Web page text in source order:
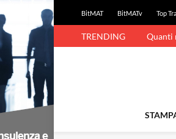
BitMAT BitMATv Top
TRENDING Quanti